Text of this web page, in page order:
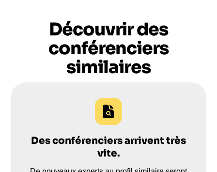
Découvrir des
conférenciers
similaires
Des conférenciers arrivent très
vite.